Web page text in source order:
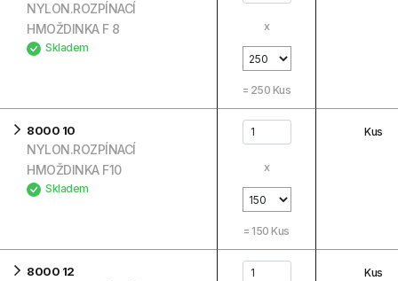
NYLON.ROZPÍNACÍ
HMOŽDINKA F 8
Skladem
x
= 250 Kus
8000 10
NYLON.ROZPÍNACÍ
HMOŽDINKA F10
Skladem
x
= 150 Kus
Kus
8000 12 Kus